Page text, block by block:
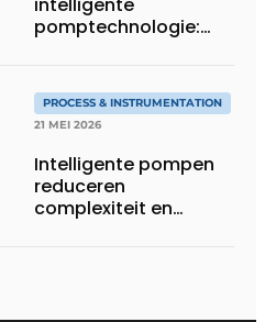
pomptechnologie:
PROCESS & INSTRUMENTATION
21 MEI 2026
Intelligente pompen
reduceren
complexiteit en